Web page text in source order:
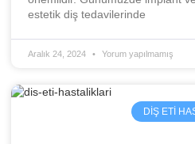
estetik diş tedavilerinde
Aralık 24, 2024 Yorum yapılmamış
DIŞ ETI